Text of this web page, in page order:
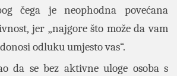
čega je neophodna povećana
jer „najgore što može da vam
odluku umjesto vas“.
da se bez aktivne uloge osoba s